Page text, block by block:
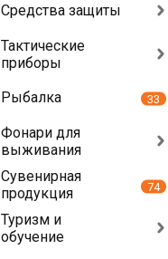
Средства защиты
Тактические
приборы
Рыбалка
33
Фонари для
выживания
Сувенирная
продукция
74
Туризм и
обучение